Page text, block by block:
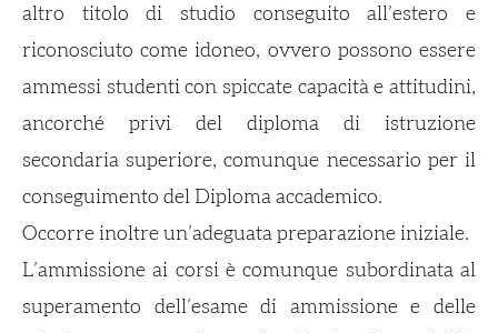
altro titolo di studio conseguito all’estero e
riconosciuto come idoneo, ovvero possono essere
ammessi studenti con spiccate capacità e attitudini,
ancorché privi del diploma di istruzione
secondaria superiore, comunque necessario per il
conseguimento del Diploma accademico.
Occorre inoltre un’adeguata preparazione iniziale.
L’ammissione ai corsi è comunque subordinata al
superamento dell’esame di ammissione e delle